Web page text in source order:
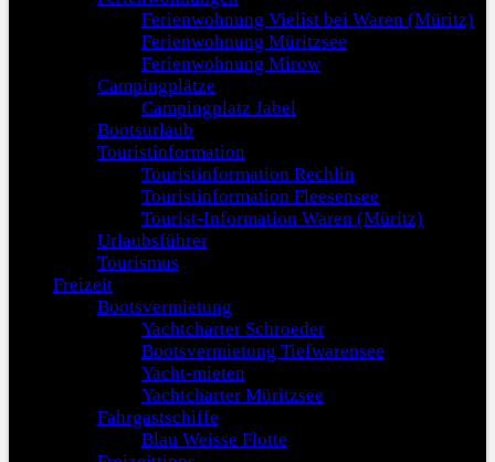
Ferienwohnung Vielist bei Waren (Müritz)
Ferienwohnung Müritzsee
Ferienwohnung Mirow
Campingplätze
Campingplatz Jabel
Bootsurlaub
Touristinformation
Touristinformation Rechlin
Touristinformation Fleesensee
Tourist-Information Waren (Müritz)
Urlaubsführer
Tourismus
Freizeit
Bootsvermietung
Yachtcharter Schroeder
Bootsvermietung Tiefwarensee
Yacht-mieten
Yachtcharter Müritzsee
Fahrgastschiffe
Blau Weisse Flotte